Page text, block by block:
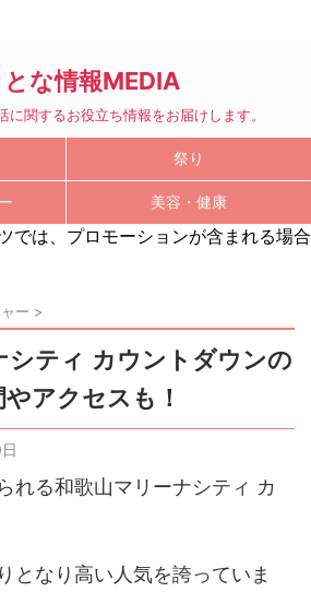
な情報MEDIA
に関するお役立ち情報をお届けします。
祭り
美容・健康
では、プロモーションが含まれる場合
ー >
シティ カウントダウンの
アクセスも！
れる和歌山マリーナシティ カ
となり高い人気を誇っていま